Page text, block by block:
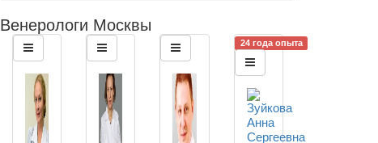
Венерологи Москвы
24 года опыта